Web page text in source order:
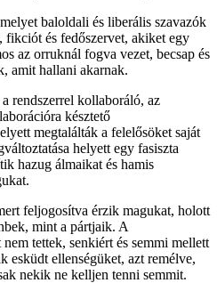
baloldali és liberális szavazók
fikciót és fedőszervet, akiket egy
az orruknál fogva vezet, becsap és
amit hallani akarnak.
rendszerrel kollaboráló, az
késztető
megtalálták a felelősöket saját
helyett egy fasiszta
hazug álmaikat és hamis
feljogosítva érzik magukat, holott
mint a pártjaik. A
tettek, senkiért és semmi mellett
esküdt ellenségüket, azt remélve,
nekik ne kelljen tenni semmit.